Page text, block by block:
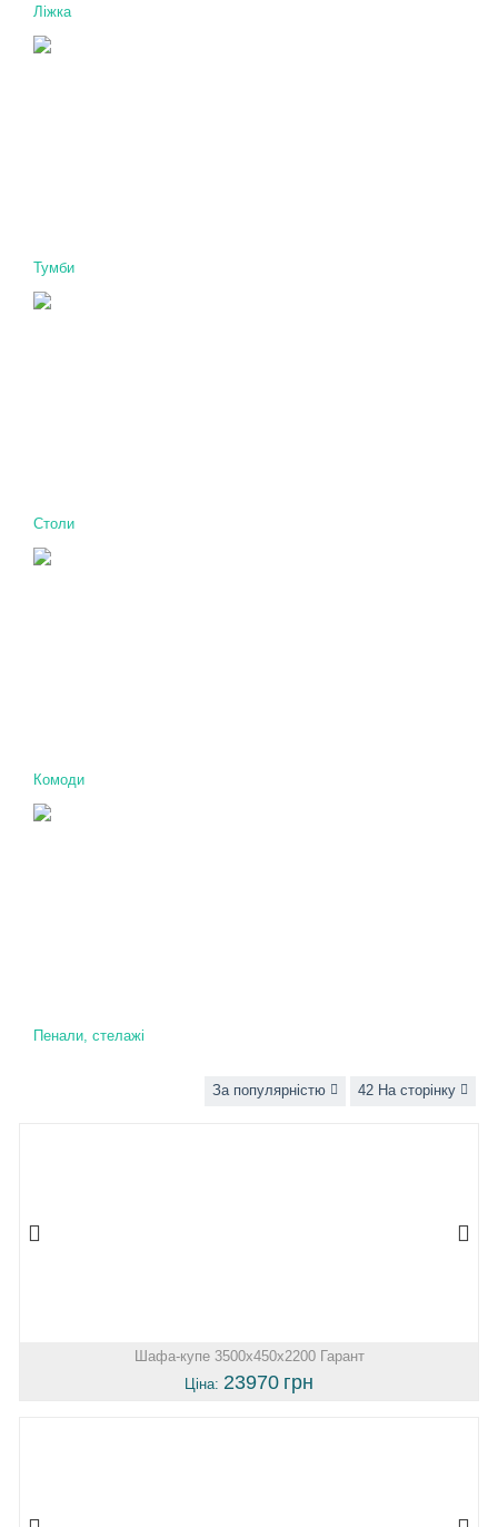
Ліжка
Тумби
Столи
Комоди
Пенали, стелажі
За популярністю 42 На сторінку
Шафа-купе 3500х450х2200 Гарант
Ціна: 23970 грн